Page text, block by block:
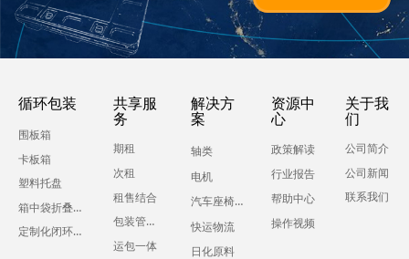
循环包装
围板箱
卡板箱
塑料托盘
箱中袋折叠液体吨箱
定制化闭环运输包装
共享服
务
期租
次租
租售结合
包装管理服务
运包一体
解决方
案
轴类
电机
汽车座椅零部件
快运物流
日化原料
资源中
心
政策解读
行业报告
帮助中心
操作视频
关于我
们
公司简介
公司新闻
联系我们